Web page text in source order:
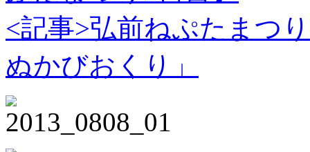
<記事>弘前ねぷたまつ
ぬかびおくり」